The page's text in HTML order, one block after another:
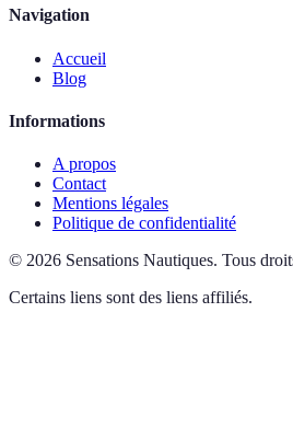
Navigation
Accueil
Blog
Informations
A propos
Contact
Mentions légales
Politique de confidentialité
© 2026 Sensations Nautiques. Tous
Certains liens sont des liens affiliés.